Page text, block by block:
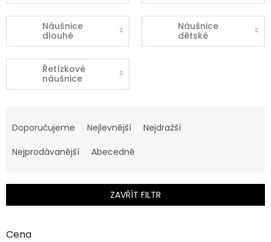
Náušnice
dlouhé
Náušnice
dětské
Řetízkové
náušnice
a
e
í
r
d
Doporučujeme Nejlevnější
Nejdražší
Nejprodávanější
Abecedně
ZAVŘÍT FILTR
Cena